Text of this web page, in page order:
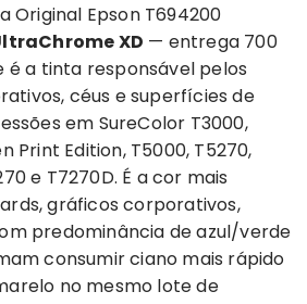
Original EpsonT694200
XD — entrega 700
é a tinta responsável pelos
céus e superfícies de
em SureColor T3000,
Print Edition, T5000, T5270,
e T7270D. É a cor mais
gráficos corporativos,
predominância de azul/verde
consumir ciano mais rápido
no mesmo lote de